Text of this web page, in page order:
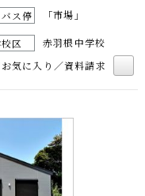
ス停 「市場」
区
赤羽根中学校
気に入り／資料請求